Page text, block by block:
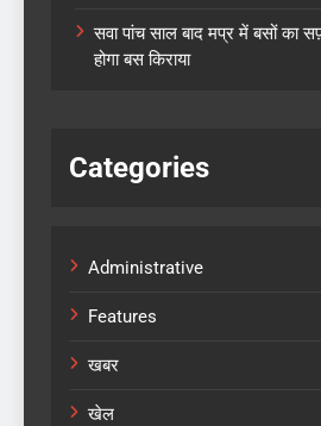
सवा पांच साल बाद मप्र में बसों का
होगा बस किराया
Categories
Administrative
Features
खबर
खेल